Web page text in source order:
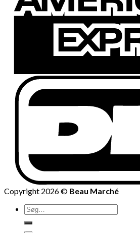
Copyright 2026 © Beau Marché
Søg
efter: